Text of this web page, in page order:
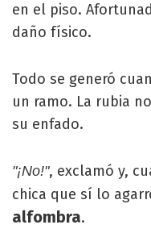
en el piso.
daño físico.
Todo se generó
un ramo. La rubia
su enfado.
"¡No!", exclamó y,
chica que sí lo
alfombra.